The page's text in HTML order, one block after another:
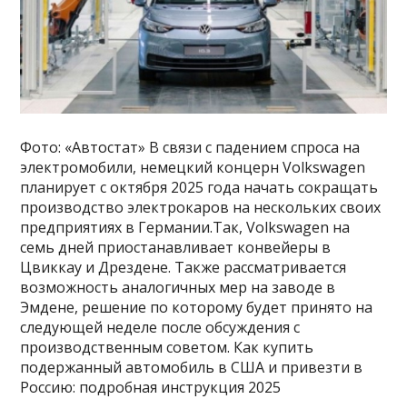
Фото: «Автостат» В связи с падением спроса на
электромобили, немецкий концерн Volkswagen
планирует с октября 2025 года начать сокращать
производство электрокаров на нескольких своих
предприятиях в Германии.Так, Volkswagen на
семь дней приостанавливает конвейеры в
Цвиккау и Дрездене. Также рассматривается
возможность аналогичных мер на заводе в
Эмдене, решение по которому будет принято на
следующей неделе после обсуждения с
производственным советом. Как купить
подержанный автомобиль в США и привезти в
Россию: подробная инструкция 2025